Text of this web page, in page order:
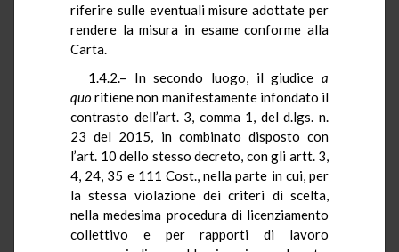
riferire sulle eventuali misure adottate per
rendere la misura in esame conforme alla
Carta.
1.4.2.– In secondo luogo, il giudice a
quoritiene non manifestamente infondato il
contrasto dell’art. 3, comma 1, del d.lgs. n.
23 del 2015, in combinato disposto con
l’art. 10 dello stesso decreto, con gli artt. 3,
4, 24, 35 e 111 Cost., nella parte in cui, per
la stessa violazione dei criteri di scelta,
nella medesima procedura di licenziamento
collettivo e per rapporti di lavoro